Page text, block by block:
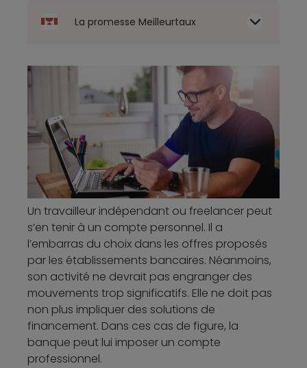
La promesse Meilleurtaux
Un travailleur indépendant ou freelancer peut
s’en tenir à un compte personnel. Il a
l’embarras du choix dans les offres proposés
par les établissements bancaires. Néanmoins,
son activité ne devrait pas engranger des
mouvements trop significatifs. Elle ne doit pas
non plus impliquer des solutions de
financement. Dans ces cas de figure, la
banque peut lui imposer un compte
professionnel.